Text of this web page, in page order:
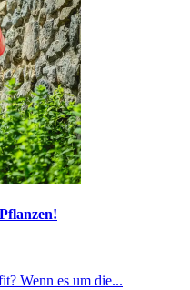
Wenn es um die...